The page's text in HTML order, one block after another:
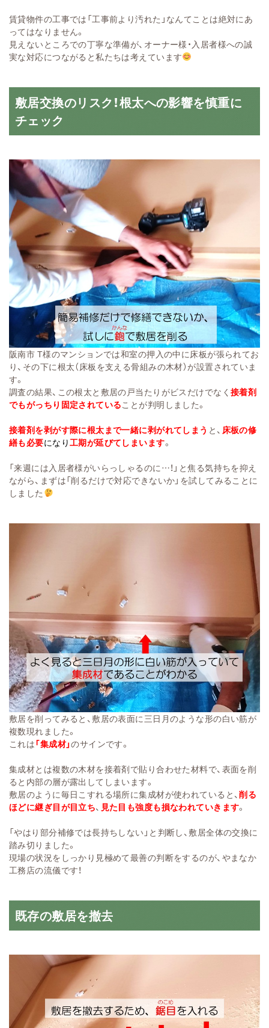
賃貸物件の工事では「工事前より汚れた」なんてことは絶対にあ
ってはなりません。
見えないところでの丁寧な準備が、オーナー様・入居者様への誠
実な対応につながると私たちは考えています
敷居交換のリスク！根太への影響を慎重に
チェック
阪南市 T様のマンションでは和室の押入の中に床板が張られてお
り、その下に根太（床板を支える骨組みの木材）が設置されていま
す。
調査の結果、この根太と敷居の戸当たりがビスだけでなく 接着剤
でもがっちり固定されていることが判明しました。
接着剤を剥がす際に根太まで一緒に剥がれてしまう と、 床板の修
繕も必要になり工期が延びてしまいます。
「来週には入居者様がいらっしゃるのに…！」と焦る気持ちを抑え
ながら、まずは「削るだけで対応できないか」を試してみることに
しました
敷居を削ってみると、敷居の表面に三日月のような形の白い筋が
複数現れました。
これは「集成材」のサインです。
集成材とは複数の木材を接着剤で貼り合わせた材料で、表面を削
ると内部の層が露出してしまいます。
敷居のように毎日こすれる場所に集成材が使われていると、削る
ほどに継ぎ目が目立ち、 見た目も強度も損なわれていきます。
「やはり部分補修では長持ちしない」と判断し、敷居全体の交換に
踏み切りました。
現場の状況をしっかり見極めて最善の判断をするのが、やまなか
工務店の流儀です！
既存の敷居を撤去